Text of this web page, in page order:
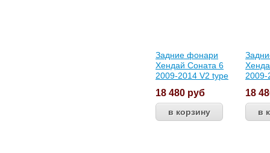
Задние фонари
Хендай Соната 6
2009-2014 V2 type
18 480 руб
2009-
18